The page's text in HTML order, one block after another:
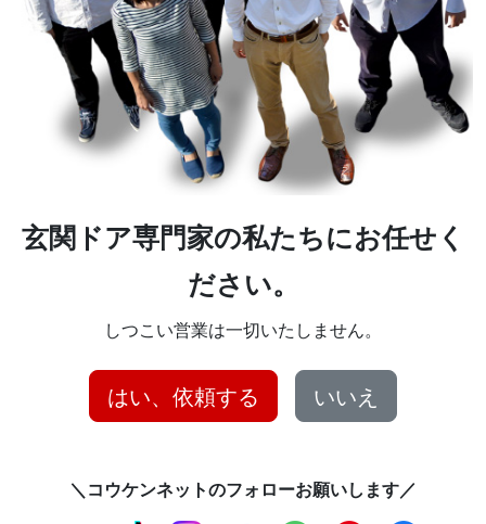
玄関ドア専門家の私たちにお任せく
ださい。
しつこい営業は一切いたしません。
はい、依頼する いいえ
＼コウケンネットのフォローお願いします／